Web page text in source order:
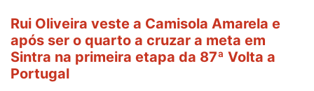
Rui Oliveira veste a Camisola Amarela e
após ser o quarto a cruzar a meta em
Sintra na primeira etapa da 87ª Volta a
Portugal